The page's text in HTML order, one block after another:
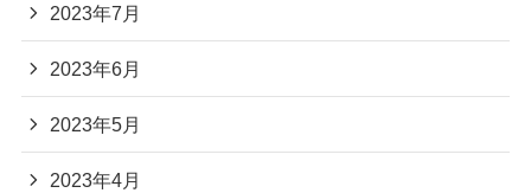
2023年7月
2023年6月
2023年5月
2023年4月